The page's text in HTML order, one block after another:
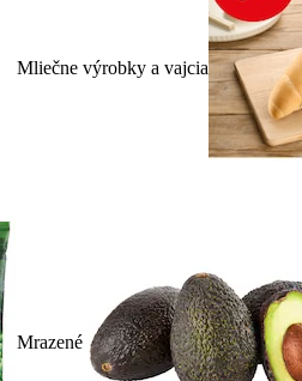
Mliečne výrobky a vajcia
Mrazené